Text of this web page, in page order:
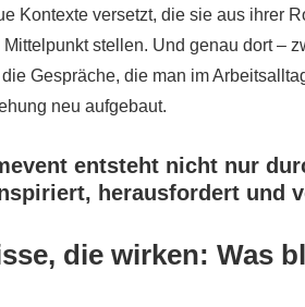
Kontexte versetzt, die sie aus ihrer
stellen. Und genau dort –
Gespräche, die man im
neu aufgebaut.
entsteht nicht nur
herausfordert und
die wirken: Was